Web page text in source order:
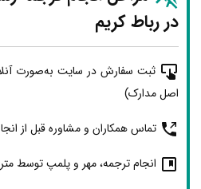
در رباط کریم
ثبت سفارش در سایت به‌صورت
اصل مدارک)
تماس همکاران و مشاوره قبل از
انجام ترجمه، مهر و پلمپ توسط